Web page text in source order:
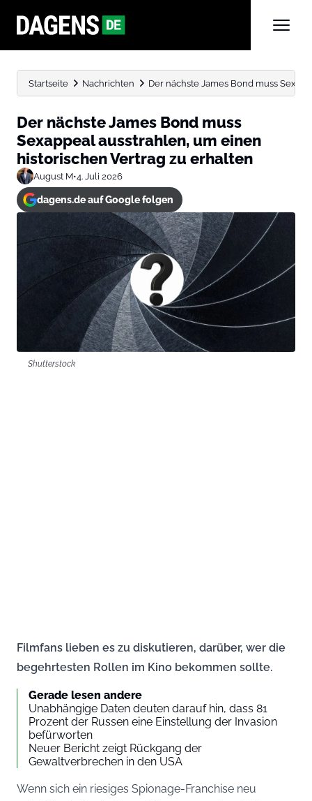
Startseite Nachrichten Der nächste James Bond muss
Der nächste James Bond muss
Sexappeal ausstrahlen, um einen
historischen Vertrag zu erhalten
August M•4. Juli 2026
dagens.de auf Google folgen
Shutterstock
Filmfans lieben es zu diskutieren, darüber, wer die
begehrtesten Rollen im Kino bekommen sollte.
Gerade lesen andere
Unabhängige Daten deuten darauf hin, dass 81
Prozent der Russen eine Einstellung der Invasion
befürworten
Neuer Bericht zeigt Rückgang der
Gewaltverbrechen in den USA
Wenn sich ein riesiges Spionage-Franchise neu